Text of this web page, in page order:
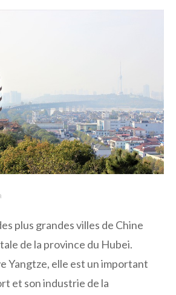
plus grandes villes de Chine
de la province du Hubei.
Yangtze, elle est un important
et son industrie de la